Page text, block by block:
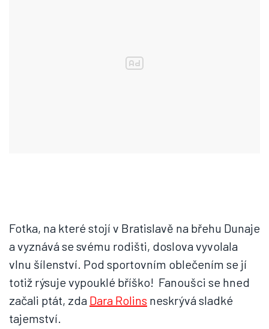
Fotka, na které stojí v Bratislavě na břehu Dunaje
a vyznává se svému rodišti, doslova vyvolala
vlnu šílenství. Pod sportovním oblečením se jí
totiž rýsuje vypouklé bříško! Fanoušci se hned
začali ptát, zda Dara Rolins neskrývá sladké
tajemství.